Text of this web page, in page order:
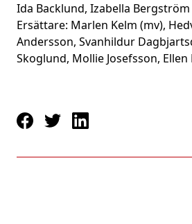
Ida Backlund, Izabella Bergström
Ersättare: Marlen Kelm (mv),
Andersson, Svanhildur
Skoglund, Mollie Josefsson, Ellen